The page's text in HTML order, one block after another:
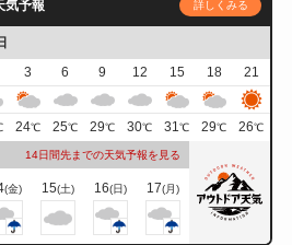
気予報 詳しくみる
3 6 9 12 15 18
21
24℃ 25℃ 29℃ 30℃ 31℃ 29℃ 26℃
14日間先までの天気予報を見る
(金) 15(土) 16(日) 17(月)